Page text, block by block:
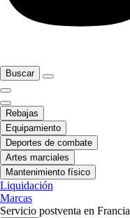
Buscar
Rebajas
Equipamiento
Deportes de combate
Artes marciales
Mantenimiento físico
Liquidación
Marcas
Servicio postventa en Francia